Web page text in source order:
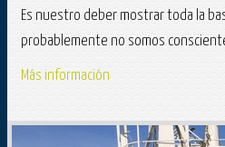
Es nuestro deber mostrar toda la
probablemente no somos
Más información